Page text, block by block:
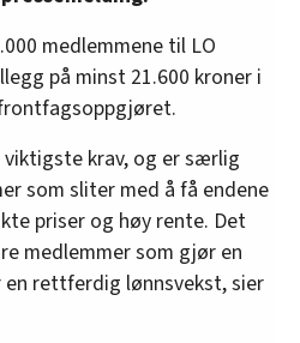
medlemmene til LO
på minst 21.600 kroner i
krav, og er særlig
som sliter med å få endene
priser og høy rente. Det
medlemmer som gjør en
rettferdig lønnsvekst, sier